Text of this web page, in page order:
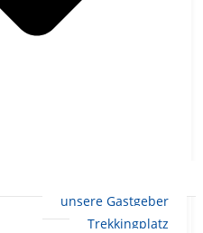
unsere Gastgeber
Trekkingplatz